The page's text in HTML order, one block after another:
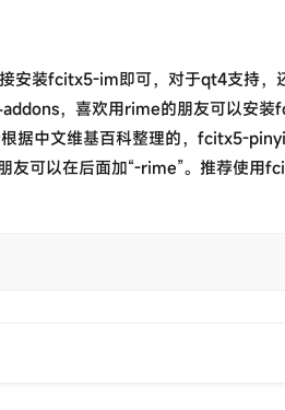
安装fcitx5-im即可，对于qt4支持，
，喜欢用rime的朋友可以安装
据中文维基百科整理的，fcitx5-
友可以在后面加“-rime”。推荐使用